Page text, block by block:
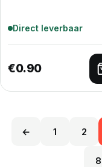
Direct leverbaar
€0.90
← 1 2
8